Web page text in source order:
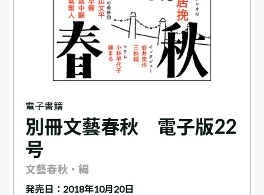
電子書籍
別冊文藝春秋 電子版22
号
文藝春秋・編
発売日：2018年10月20日